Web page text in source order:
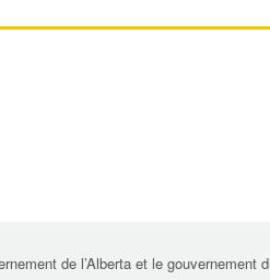
de l’Alberta et le